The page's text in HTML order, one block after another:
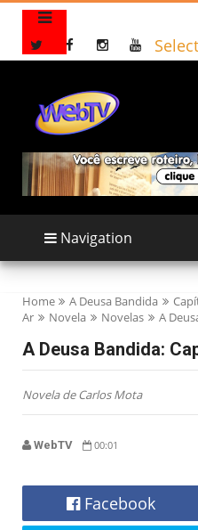
Navigation
Home A Deusa Bandida
Ar
Novela Novelas A
A Deusa Bandida:
Novela de Carlos Mota
WebTV 00:01
Facebook